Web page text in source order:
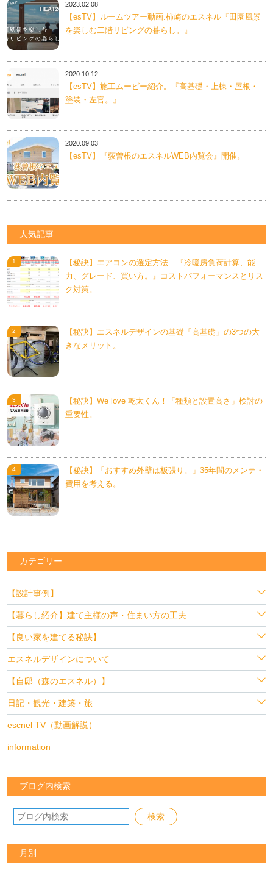
2023.02.08
【esTV】ルームツアー動画.柿崎のエスネル『田園風景
を楽しむ二階リビングの暮らし。』
2020.10.12
【esTV】施工ムービー紹介。『高基礎・上棟・屋根・
塗装・左官。』
2020.09.03
【esTV】『荻曽根のエスネルWEB内覧会』開催。
人気記事
【秘訣】エアコンの選定方法 『冷暖房負荷計算、能
力、グレード、買い方。』コストパフォーマンスとリス
ク対策。
【秘訣】エスネルデザインの基礎「高基礎」の3つの大
きなメリット。
【秘訣】We love 乾太くん！「種類と設置高さ」検討の
重要性。
【秘訣】「おすすめ外壁は板張り。」35年間のメンテ・
費用を考える。
カテゴリー
【設計事例】
【暮らし紹介】建て主様の声・住まい方の工夫
【良い家を建てる秘訣】
エスネルデザインについて
【自邸（森のエスネル）】
日記・観光・建築・旅
escnel TV（動画解説）
information
ブログ内検索
月別